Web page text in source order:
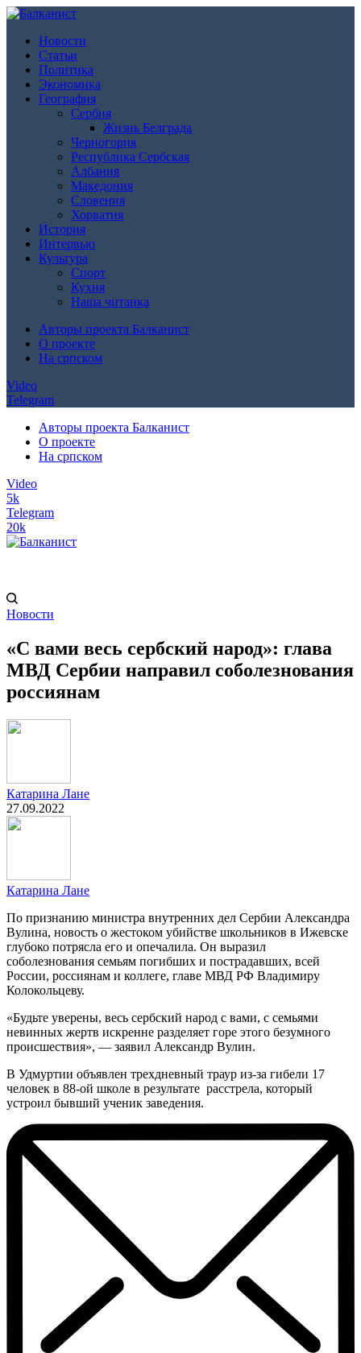
Новости
Статьи
Политика
Экономика
География
Сербия
Жизнь Белграда
Черногория
Республика Сербская
Албания
Македония
Словения
Хорватия
История
Интервью
Культура
Спорт
Кухня
Наша читанка
Авторы проекта Балканист
О проекте
На српском
Video
Telegram
Авторы проекта Балканист
О проекте
На српском
Video
5k
Telegram
20k
Новости
«С вами весь сербский народ»: глава
МВД Сербии направил соболезнования
россиянам
Катарина Лане
27.09.2022
Катарина Лане
По признанию министра внутренних дел Сербии Александра
Вулина, новость о жестоком убийстве школьников в Ижевске
глубоко потрясла его и опечалила. Он выразил
соболезнования семьям погибших и пострадавших, всей
России, россиянам и коллеге, главе МВД РФ Владимиру
Колокольцеву.
«Будьте уверены, весь сербский народ с вами, с семьями
невинных жертв искренне разделяет горе этого безумного
происшествия», — заявил Александр Вулин.
В Удмуртии объявлен трехдневный траур из-за гибели 17
человек в 88-ой школе в результате расстрела, который
устроил бывший ученик заведения.